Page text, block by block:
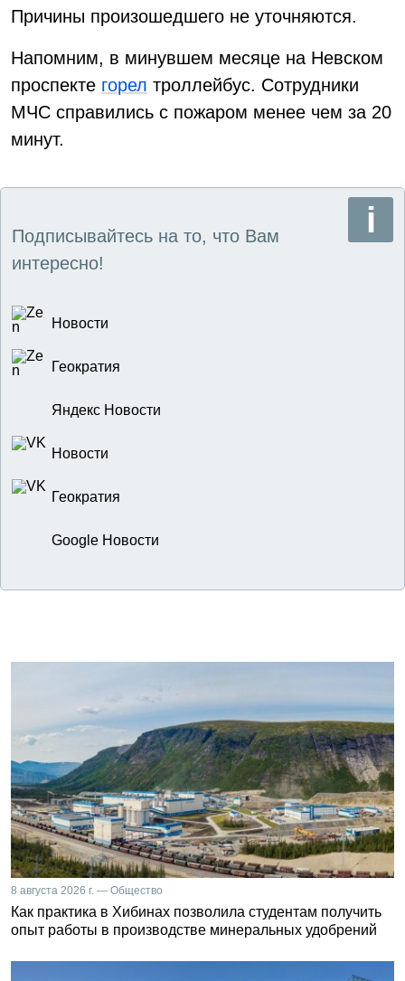
Причины произошедшего не уточняются.
Напомним, в минувшем месяце на Невском
проспекте горел троллейбус. Сотрудники
МЧС справились с пожаром менее чем за 20
минут.
Подписывайтесь на то, что Вам
интересно!
Новости
Геократия
Яндекс Новости
Новости
Геократия
Google Новости
8 августа 2026 г. — Общество
Как практика в Хибинах позволила студентам получить
опыт работы в производстве минеральных удобрений